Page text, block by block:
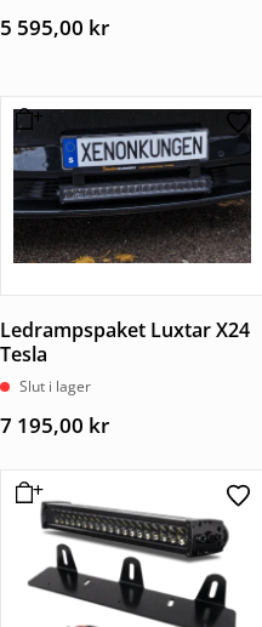
5 595,00 kr
Ledrampspaket Luxtar X24
Tesla
Slut i lager
7 195,00 kr